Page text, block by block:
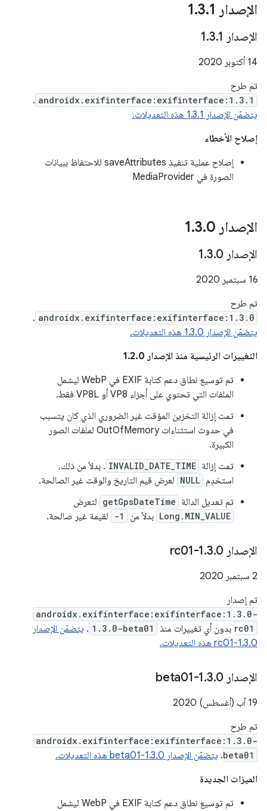
الإصدار 1 .3.1
الإصدار 1 .3.1
‫14 أكتوبر 2020
تم طرح
androidx.exifinterface:exifinterface:1.3.1
.
يتضمّن الإصدار 1.3.1 هذه التعديلات.
إصلاح الأخطاء
إصلاح عملية تنفيذ saveAttributes للاحتفاظ ببيانات
الصورة في MediaProvider
الإصدار 1 .3.0
الإصدار 1 .3.0
‫16 سبتمبر 2020
تم طرح
androidx.exifinterface:exifinterface:1.3.0
.
يتضمّن الإصدار 1.3.0 هذه التعديلات.
التغييرات الرئيسية منذ الإصدار 1.2.0
تم توسيع نطاق دعم كتابة EXIF في WebP ليشمل
الملفات التي تحتوي على أجزاء VP8 أو VP8L فقط.
تمت إزالة التخزين المؤقت غير الضروري الذي كان يتسبب
في حدوث استثناءات OutOfMemory لملفات الصور
الكبيرة.
تمت إزالة INVALID_DATE_TIME . بدلاً من ذلك،
استخدِم NULL لعرض قيم التاريخ والوقت غير الصالحة.
تم تعديل الدالة getGpsDateTime لتعرض
Long.MIN_VALUE بدلاً من -1 لقيمة غير صالحة.
الإصدار 1 .3.0-rc01
‫2 سبتمبر 2020
تم إصدار
androidx.exifinterface:exifinterface:1.3.0-
rc01 بدون أي تغييرات منذ 1.3.0-beta01
. يتضمّن الإصدار
1.3.0-rc01 هذه التعديلات.
الإصدار 1 .3.0-beta01
‫19 آب (أغسطس) 2020
تم طرح
androidx.exifinterface:exifinterface:1.3.0-
beta01
. يتضمّن الإصدار 1.3.0-beta01 هذه التعديلات.
الميزات الجديدة
تم توسيع نطاق دعم كتابة EXIF في WebP ليشمل